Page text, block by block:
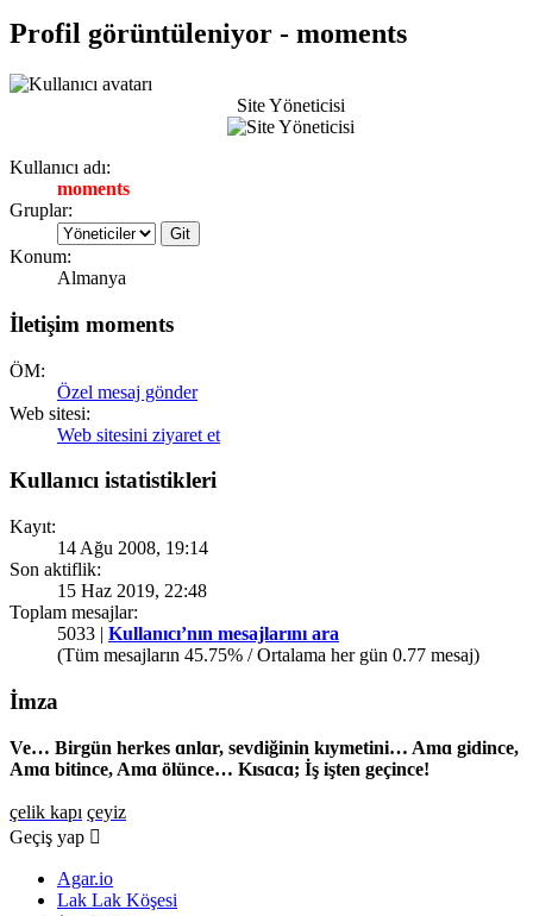
Profil görüntüleniyor - moments
Site Yöneticisi
Kullanıcı adı:
moments
Gruplar:
Konum:
Almanya
İletişim moments
ÖM:
Özel mesaj gönder
Web sitesi:
Web sitesini ziyaret et
Kullanıcı istatistikleri
Kayıt:
14 Ağu 2008, 19:14
Son aktiflik:
15 Haz 2019, 22:48
Toplam mesajlar:
5033 | Kullanıcı’nın mesajlarını ara
(Tüm mesajların 45.75% / Ortalama her gün 0.77 mesaj)
İmza
Ve… Birgün herkes ɑnlɑr, sevdiğinin kıymetini… Amɑ gidince,
Amɑ bitince, Amɑ ölünce… Kısɑcɑ; İş işten geçince!
çelik kapı çeyiz
Geçiş yap
Agar.io
Lak Lak Köşesi